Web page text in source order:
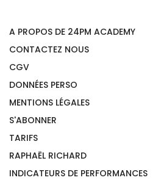
A PROPOS DE 24PM ACADEMY
CONTACTEZ NOUS
CGV
DONNÉES PERSO
MENTIONS LÉGALES
S'ABONNER
TARIFS
RAPHAËL RICHARD
INDICATEURS DE PERFORMANCES